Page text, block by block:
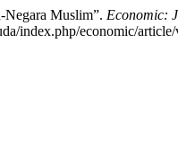
Negara Muslim”. Economic:
index.php/economic/